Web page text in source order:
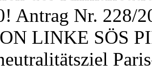
Antrag Nr. 228/
LINKE SÖS